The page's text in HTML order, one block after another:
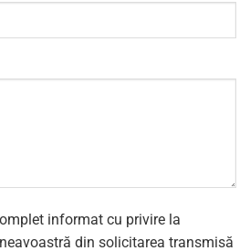
informat cu privire la
din solicitarea transmisă